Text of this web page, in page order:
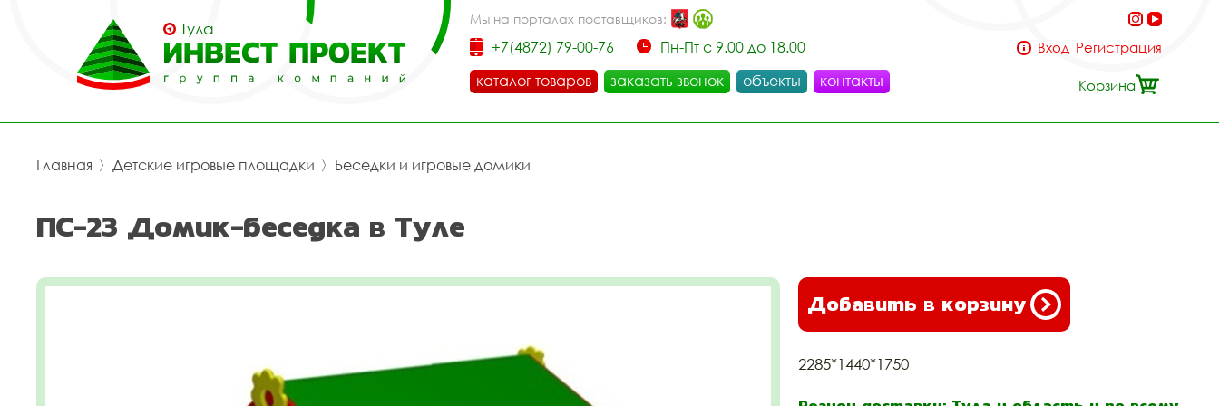
Тула
Мы на порталах поставщиков:
+7(4872) 79-00-76
Пн-Пт с 9.00 до 18.00
каталог товаров
заказать звонок объекты контакты
Вход Регистрация
Корзина
Главная 〉 Детские игровые площадки 〉 Беседки и игровые домики
ПС-23 Домик-беседка в Туле
Добавить в корзину
2285*1440*1750